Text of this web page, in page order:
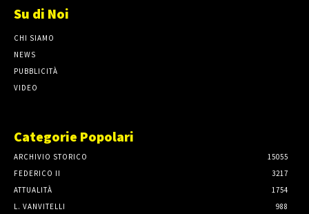
Su di Noi
CHI SIAMO
NEWS
PUBBLICITÀ
VIDEO
Categorie Popolari
ARCHIVIO STORICO
15055
FEDERICO II
3217
ATTUALITÀ
1754
L. VANVITELLI
988